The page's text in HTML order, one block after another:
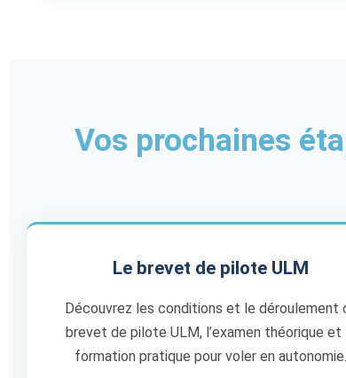
Vos prochaines
Le brevet de pilote ULM
Découvrez les conditions et le déroulement
brevet de pilote ULM, l’examen théorique et
formation pratique pour voler en autonomie.